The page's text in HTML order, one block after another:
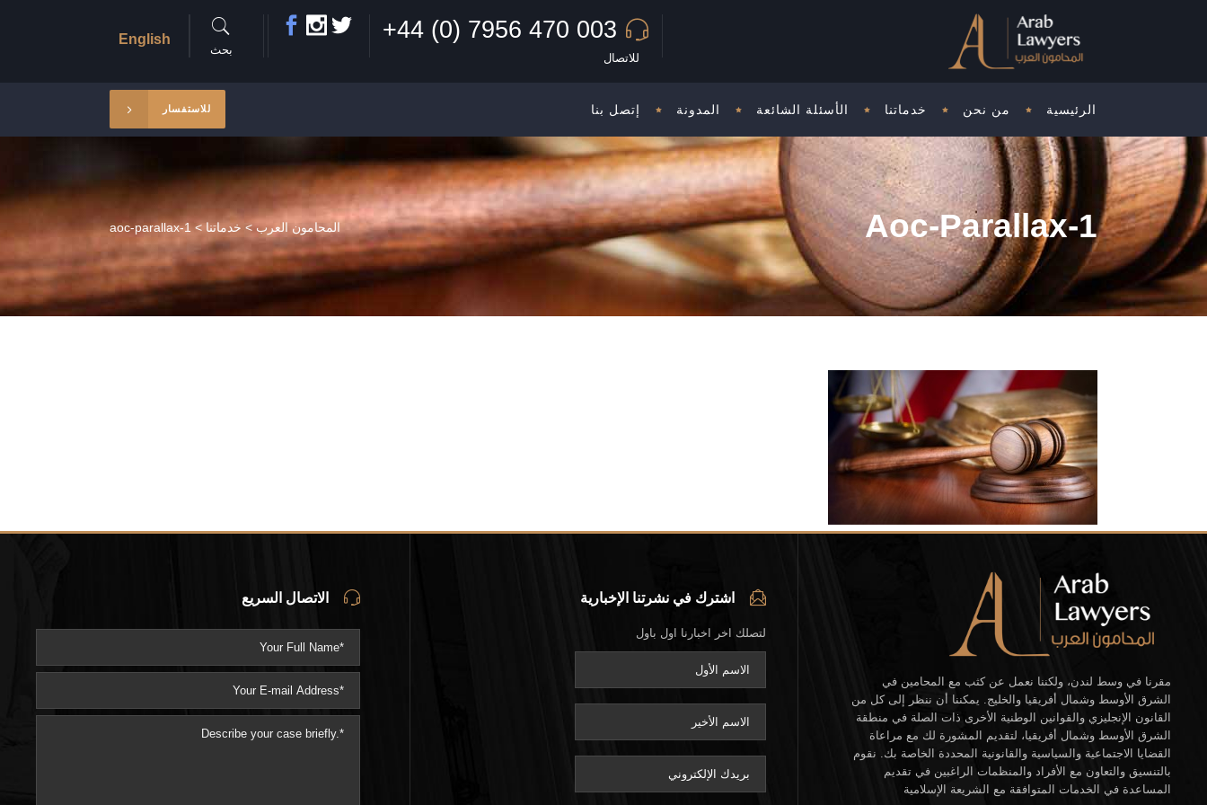
+44 (0) 7956 470 003
للاتصال
بحث
English
الرئيسية من نحن خدماتنا الأسئلة الشائعة المدونة إتصل بنا للاستفسار
Aoc-Parallax-1 المحامون العرب> خدماتنا>
aoc-parallax-1
مقرنا في وسط لندن، ولكننا نعمل عن كثب مع المحامين في
الشرق الأوسط وشمال أفريقيا والخليج. يمكننا أن ننظر إلى كل من
القانون الإنجليزي والقوانين الوطنية الأخرى ذات الصلة في منطقة
الشرق الأوسط وشمال أفريقيا، لتقديم المشورة لك مع مراعاة
القضايا الاجتماعية والسياسية والقانونية المحددة الخاصة بك. نقوم
بالتنسيق والتعاون مع الأفراد والمنظمات الراغبين في تقديم
المساعدة في الخدمات المتوافقة مع الشريعة الإسلامية
اشترك في نشرتنا الإخبارية
لتصلك اخر اخبارنا اول باول
الاتصال السريع